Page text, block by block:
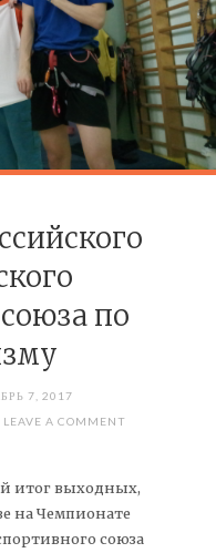
по
7, 2017
LEAVE A COMMENT
итог выходных,
на Чемпионате
союза